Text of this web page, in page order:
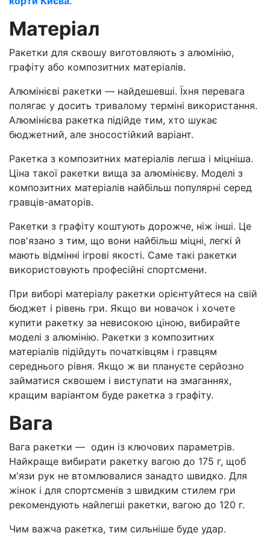
Матеріал
Ракетки для сквошу виготовляють з алюмінію,
графіту або композитних матеріалів.
Алюмінієві ракетки — найдешевші. Їхня перевага
полягає у досить тривалому терміні використання.
Алюмінієва ракетка підійде тим, хто шукає
бюджетний, але зносостійкий варіант.
Ракетка з композитних матеріалів легша і міцніша.
Ціна такої ракетки вища за алюмінієву. Моделі з
композитних матеріалів найбільш популярні серед
гравців-аматорів.
Ракетки з графіту коштують дорожче, ніж інші. Це
пов'язано з тим, що вони найбільш міцні, легкі й
мають відмінні ігрові якості. Саме такі ракетки
використовують професійні спортсмени.
При виборі матеріалу ракетки орієнтуйтеся на свій
бюджет і рівень гри. Якщо ви новачок і хочете
купити ракетку за невисокою ціною, вибирайте
моделі з алюмінію. Ракетки з композитних
матеріалів підійдуть початківцям і гравцям
середнього рівня. Якщо ж ви плануєте серйозно
займатися сквошем і виступати на змаганнях,
кращим варіантом буде ракетка з графіту.
Вага
Вага ракетки — один із ключових параметрів.
Найкраще вибирати ракетку вагою до 175 г, щоб
м'язи рук не втомлювалися занадто швидко. Для
жінок і для спортсменів з швидким стилем гри
рекомендують найлегші ракетки, вагою до 120 г.
Чим важча ракетка, тим сильніше буде удар.